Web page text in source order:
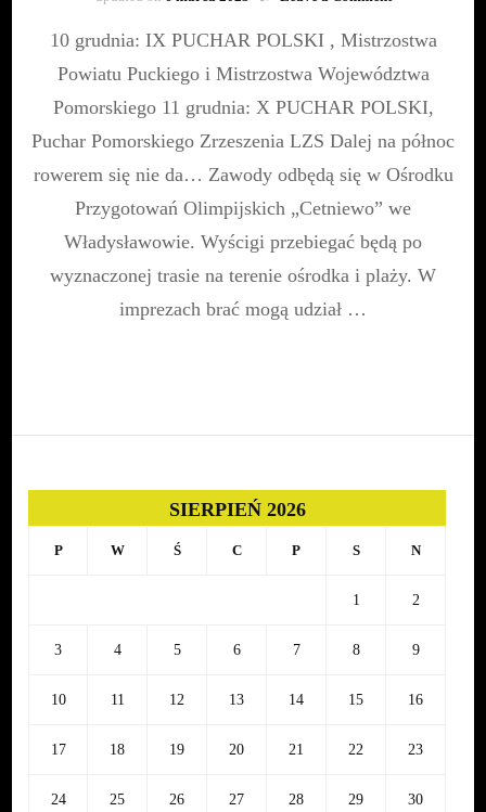
PUCHAR
w
kolarstwie
|
10-
grudnia
10 grudnia: IX PUCHAR POLSKI , Mistrzostwa
Powiatu Puckiego i Mistrzostwa Województwa
Pomorskiego 11 grudnia: X PUCHAR POLSKI,
Puchar Pomorskiego Zrzeszenia LZS Dalej na północ
rowerem się nie da… Zawody odbędą się w Ośrodku
Przygotowań Olimpijskich „Cetniewo” we
Władysławowie. Wyścigi przebiegać będą po
wyznaczonej trasie na terenie ośrodka i plaży. W
imprezach brać mogą udział …
SIERPIEŃ 2026
P W Ś C P S N
1 2
3 4 5 6 7 8 9
10 11 12 13 14 15 16
17 18 19 20 21 22 23
24 25 26 27 28 29 30